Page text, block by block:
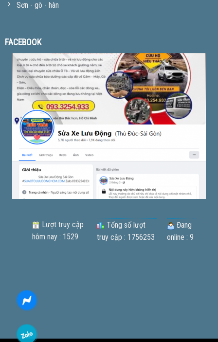
Sơn - gò - hàn
FACEBOOK
Lượt truy cập
hôm nay : 1529
Tổng số lượt
truy cập : 1756253
Đang
online : 9